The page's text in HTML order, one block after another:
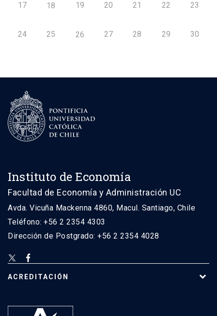
17 18 19 20 21 22 23
24 25 26 27 28 29 30
Instituto de Economía
Facultad de Economía y Administración UC
Avda. Vicuña Mackenna 4860, Macul. Santiago, Chile
Teléfono: +56 2 2354 4303
Dirección de Postgrado: +56 2 2354 4028
ACREDITACIÓN